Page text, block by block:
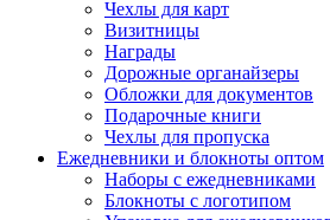
Чехлы для карт
Визитницы
Награды
Дорожные органайзеры
Обложки для документов
Подарочные книги
Чехлы для пропуска
Ежедневники и блокноты оптом
Наборы с ежедневниками
Блокноты с логотипом